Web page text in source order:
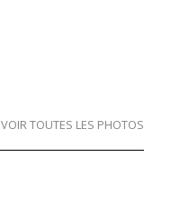
VOIR TOUTES LES PHOTOS